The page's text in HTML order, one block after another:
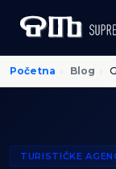
Početna › Blog ›
TURISTIČKE